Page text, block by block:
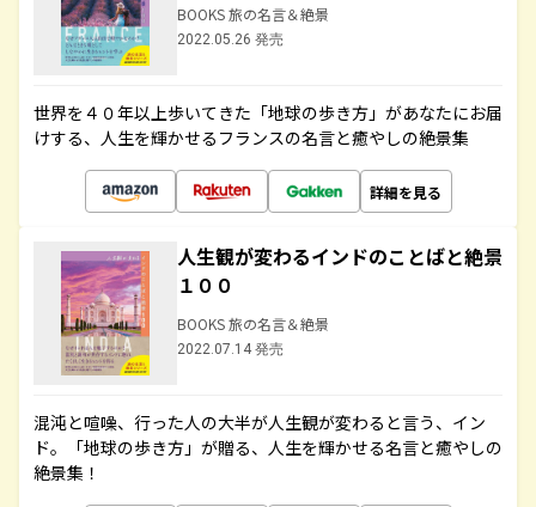
BOOKS 旅の名言＆絶景
2022.05.26 発売
世界を４０年以上歩いてきた「地球の歩き方」があなたにお届
けする、人生を輝かせるフランスの名言と癒やしの絶景集
詳細を見る
人生観が変わるインドのことばと絶景
１００
BOOKS 旅の名言＆絶景
2022.07.14 発売
混沌と喧噪、行った人の大半が人生観が変わると言う、イン
ド。「地球の歩き方」が贈る、人生を輝かせる名言と癒やしの
絶景集！